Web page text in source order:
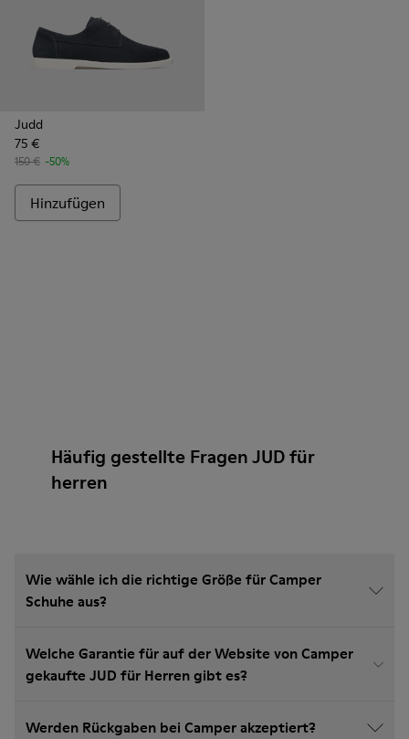
Judd
75 €
150 € -50%
Hinzufügen
Häufig gestellte Fragen JUD für
herren
Wie wähle ich die richtige Größe für Camper
Schuhe aus?
Welche Garantie für auf der Website von Camper
gekaufte JUD für Herren gibt es?
Werden Rückgaben bei Camper akzeptiert?